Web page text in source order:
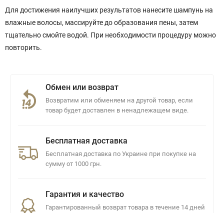
Для достижения наилучших результатов нанесите шампунь на
влажные волосы, массируйте до образования пены, затем
тщательно смойте водой. При необходимости процедуру можно
повторить.
Обмен или возврат
Возвратим или обменяем на другой товар, если
товар будет доставлен в ненадлежащем виде.
Бесплатная доставка
Бесплатная доставка по Украине при покупке на
сумму от 1000 грн.
Гарантия и качество
Гарантированный возврат товара в течение 14 дней